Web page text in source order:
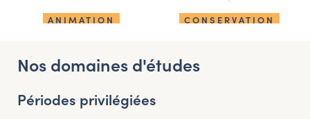
ANIMATION CONSERVATION
Nos domaines d'études
Périodes privilégiées